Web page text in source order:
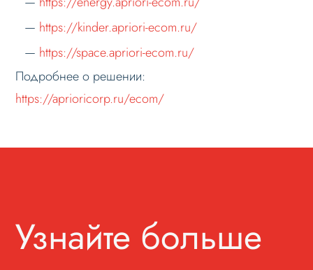
https://kinder.apriori-ecom.ru/
https://space.apriori-ecom.ru/
Подробнее о решении:
https://aprioricorp.ru/ecom/
Узнайте больше